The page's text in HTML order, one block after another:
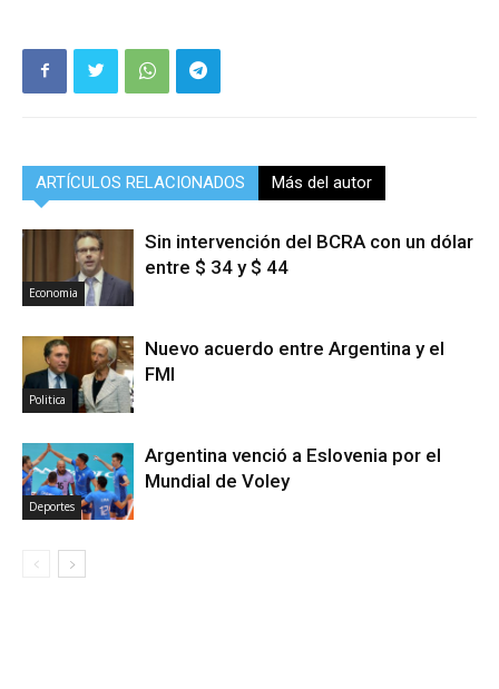
ARTÍCULOS RELACIONADOS Más del autor
Economia
Sin intervención del BCRA con un dólar
entre $ 34 y $ 44
Politica
Nuevo acuerdo entre Argentina y el
FMI
Deportes
Argentina venció a Eslovenia por el
Mundial de Voley